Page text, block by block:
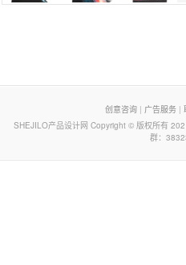
创意咨询| 广告服务|
SHEJILO产品设计网 Copyright © 版权所有
群：